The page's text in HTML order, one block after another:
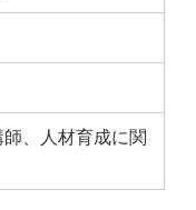
、人材育成に関